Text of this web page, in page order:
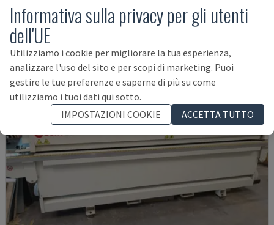
27.000 €
Informativa sulla privacy per gli utenti
dell'UE
Utilizziamo i cookie per migliorare la tua esperienza,
analizzare l'uso del sito e per scopi di marketing. Puoi
gestire le tue preferenze e saperne di più su come
utilizziamo i tuoi dati qui sotto.
IMPOSTAZIONI COOKIE
ACCETTA TUTTO